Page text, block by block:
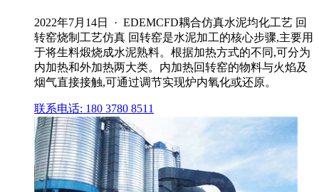
2022年7月14日 · EDEMCFD耦合仿真水泥均化工艺 回
转窑烧制工艺仿真 回转窑是水泥加工的核心步骤,主要用
于将生料煅烧成水泥熟料。根据加热方式的不同,可分为
内加热和外加热两大类。内加热回转窑的物料与火焰及
烟气直接接触,可通过调节实现炉内氧化或还原。
联系电话: 180 3780 8511